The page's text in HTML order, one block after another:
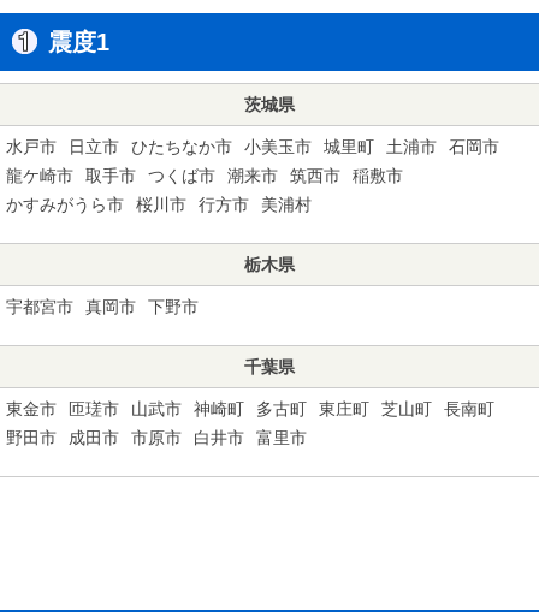
震度1
茨城県
水戸市 日立市 ひたちなか市 小美玉市 城里町 土浦市
石岡市
龍ケ崎市
取手市 つくば市 潮来市 筑西市
稲敷市
かすみがうら市
桜川市 行方市 美浦村
栃木県
宇都宮市 真岡市 下野市
千葉県
東金市 匝瑳市 山武市 神崎町 多古町 東庄町 芝山町
長南町
野田市
成田市 市原市 白井市 富里市